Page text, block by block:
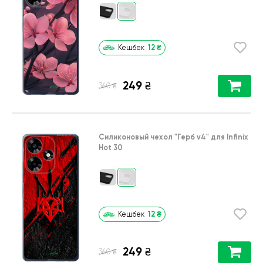
Кешбек 12 ₴
360 ₴ 249 ₴
Силиконовый чехол "Герб v4" для Infinix
Hot 30
Кешбек 12 ₴
360 ₴ 249 ₴